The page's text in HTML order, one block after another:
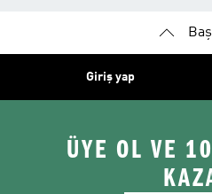
Giriş yap
ÜYE OL VE